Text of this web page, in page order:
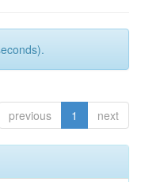
previous 1 next